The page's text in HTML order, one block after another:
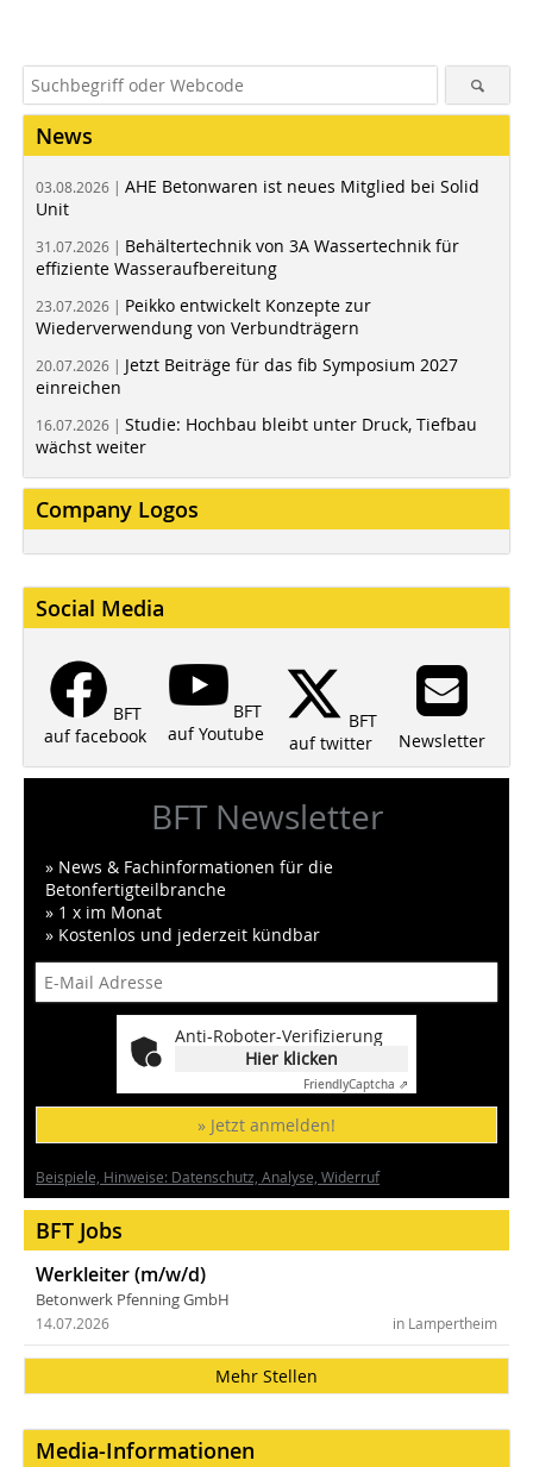
News
03.08.2026 | AHE Betonwaren ist neues Mitglied bei Solid
Unit
31.07.2026 | Behältertechnik von 3A Wassertechnik für
effiziente Wasseraufbereitung
23.07.2026 | Peikko entwickelt Konzepte zur
Wiederverwendung von Verbundträgern
20.07.2026 | Jetzt Beiträge für das fib Symposium 2027
einreichen
16.07.2026 | Studie: Hochbau bleibt unter Druck, Tiefbau
wächst weiter
Company Logos
Social Media
BFT
auf facebook
BFT
auf Youtube
BFT
auf twitter
Newsletter
BFT Newsletter
» News & Fachinformationen für die
Betonfertigteilbranche
» 1 x im Monat
» Kostenlos und jederzeit kündbar
Anti-Roboter-Verifizierung
Hier klicken
FriendlyCaptcha ⇗
» Jetzt anmelden!
Beispiele, Hinweise: Datenschutz, Analyse, Widerruf
BFT Jobs
Werkleiter (m/w/d)
Betonwerk Pfenning GmbH
in Lampertheim
14.07.2026
Mehr Stellen
Media-Informationen